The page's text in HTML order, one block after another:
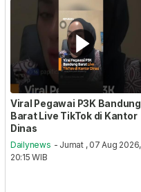
Viral Pegawai P3K Bandung
Barat Live TikTok di Kantor
Dinas
Dailynews - Jumat , 07 Aug 2026,
20:15 WIB